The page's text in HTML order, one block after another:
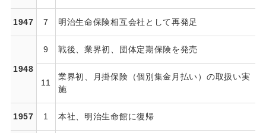
1947 7 明治生命保険相互会社として再発足
1948
9 戦後、業界初、団体定期保険を発売
11
業界初、月掛保険（個別集金月払い）の取扱い実
施
1957 1 本社、明治生命館に復帰